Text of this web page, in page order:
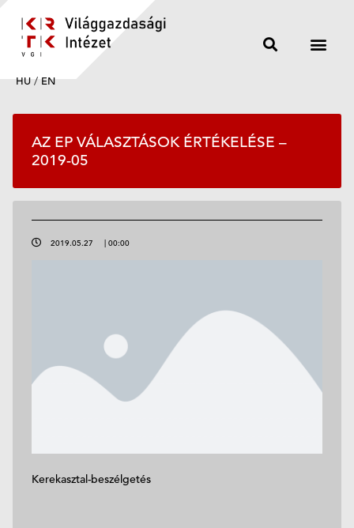
HU / EN
AZ EP VÁLASZTÁSOK ÉRTÉKELÉSE –
2019-05
2019.05.27 | 00:00
Kerekasztal-beszélgetés